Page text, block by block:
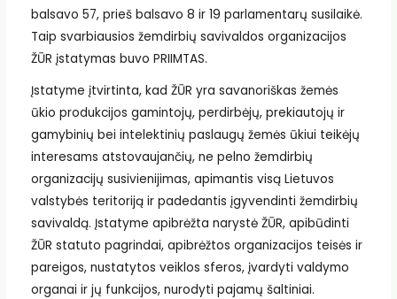
balsavo 57, prieš balsavo 8 ir 19 parlamentarų susilaikė.
Taip svarbiausios žemdirbių savivaldos organizacijos
ŽŪR įstatymas buvo PRIIMTAS.
Įstatyme įtvirtinta, kad ŽŪR yra savanoriškas žemės
ūkio produkcijos gamintojų, perdirbėjų, prekiautojų ir
gamybinių bei intelektinių paslaugų žemės ūkiui teikėjų
interesams atstovaujančių, ne pelno žemdirbių
organizacijų susivienijimas, apimantis visą Lietuvos
valstybės teritoriją ir padedantis įgyvendinti žemdirbių
savivaldą. Įstatyme apibrėžta narystė ŽŪR, apibūdinti
ŽŪR statuto pagrindai, apibrėžtos organizacijos teisės ir
pareigos, nustatytos veiklos sferos, įvardyti valdymo
organai ir jų funkcijos, nurodyti pajamų šaltiniai.